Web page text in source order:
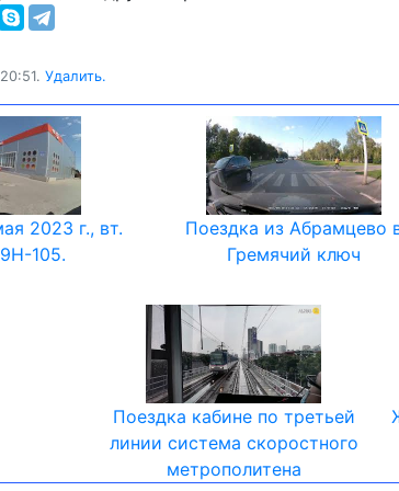
Удалить.
2023 г., вт.
105.
Поездка из Абрамцево
Гремячий ключ
Поездка кабине по третьей
линии система скоростного
метрополитена